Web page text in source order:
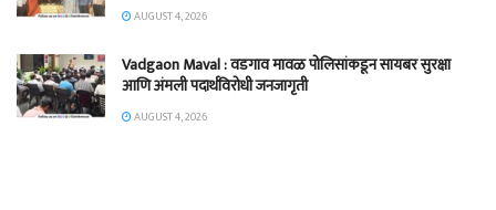
AUGUST 4, 2026
Vadgaon Maval : वडगाव मावळ पोलिसांकडून सायबर सुरक्षा
आणि अंमली पदार्थविरोधी जनजागृती
AUGUST 4, 2026